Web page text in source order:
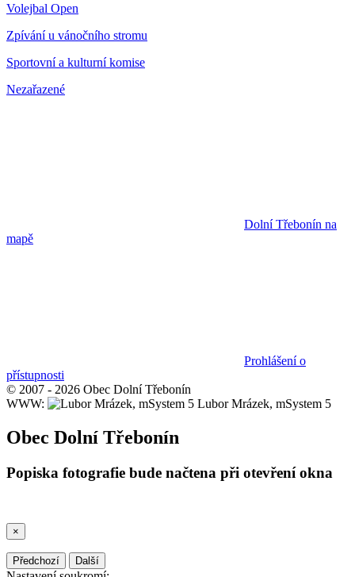
Volejbal Open
Zpívání u vánočního stromu
Sportovní a kulturní komise
Nezařazené
Dolní Třebonín na
mapě
Prohlášení o
přístupnosti
© 2007 - 2026 Obec Dolní Třebonín
WWW:
Lubor Mrázek, mSystem 5
Obec Dolní Třebonín
Popiska fotografie bude načtena při otevření okna
×
Předchozí Další